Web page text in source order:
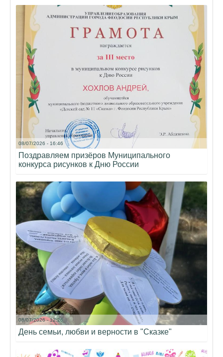
08/07/2026 - 16:46
Поздравляем призёров Муниципального
конкурса рисунков к Дню России
08/07/2026 - 12:26
День семьи, любви и верности в "Сказке"